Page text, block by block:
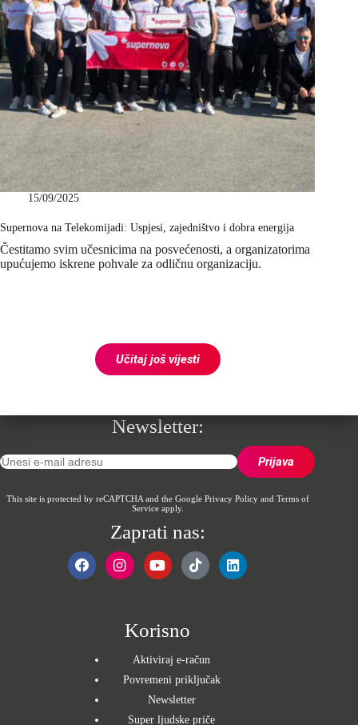
15/09/2025
Supernova na Telekomijadi: Uspjesi, zajedništvo i dobra energija
Čestitamo svim učesnicima na posvećenosti, a organizatorima
upućujemo iskrene pohvale za odličnu organizaciju.
Učitaj još vijesti
Korisno
Aktiviraj e-račun
Povremeni priključak
Newsletter
Super ljudske priče
Newsletter:
This site is protected by reCAPTCHA and the Google Privacy Policyand Terms of
Serviceapply.
Zaprati nas: